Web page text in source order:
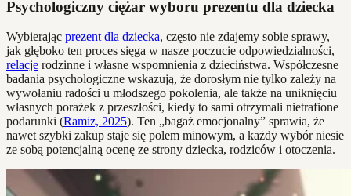
Psychologiczny ciężar wyboru prezentu dla dziecka
Wybierając prezent dla dziecka, często nie zdajemy sobie sprawy,
jak głęboko ten proces sięga w nasze poczucie odpowiedzialności,
relacje rodzinne i własne wspomnienia z dzieciństwa. Współczesne
badania psychologiczne wskazują, że dorosłym nie tylko zależy na
wywołaniu radości u młodszego pokolenia, ale także na uniknięciu
własnych porażek z przeszłości, kiedy to sami otrzymali nietrafione
podarunki (Ramiz, 2025). Ten „bagaż emocjonalny” sprawia, że
nawet szybki zakup staje się polem minowym, a każdy wybór niesie
ze sobą potencjalną ocenę ze strony dziecka, rodziców i otoczenia.